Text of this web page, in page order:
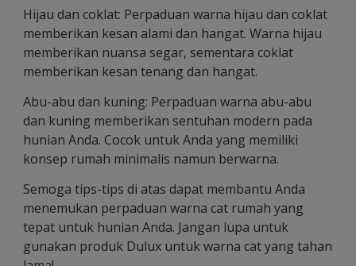
Hijau dan coklat: Perpaduan warna hijau dan coklat
memberikan kesan alami dan hangat. Warna hijau
memberikan nuansa segar, sementara coklat
memberikan kesan tenang dan hangat.
Abu-abu dan kuning: Perpaduan warna abu-abu
dan kuning memberikan sentuhan modern pada
hunian Anda. Cocok untuk Anda yang memiliki
konsep rumah minimalis namun berwarna.
Semoga tips-tips di atas dapat membantu Anda
menemukan perpaduan warna cat rumah yang
tepat untuk hunian Anda. Jangan lupa untuk
gunakan produk Dulux untuk warna cat yang tahan